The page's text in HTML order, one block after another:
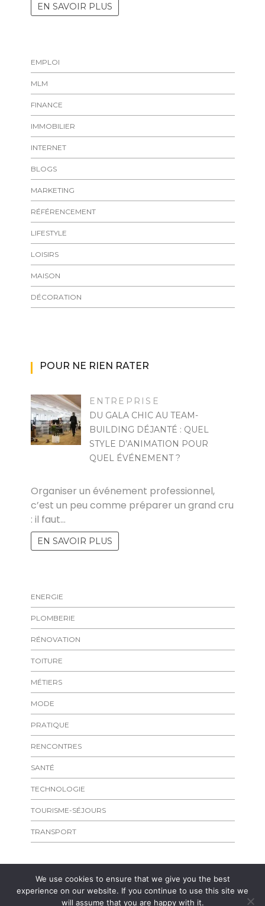
EN SAVOIR PLUS
EMPLOI
MLM
FINANCE
IMMOBILIER
INTERNET
BLOGS
MARKETING
RÉFÉRENCEMENT
LIFESTYLE
LOISIRS
MAISON
DÉCORATION
POUR NE RIEN RATER
ENTREPRISE
DU GALA CHIC AU TEAM-
BUILDING DÉJANTÉ : QUEL
STYLE D’ANIMATION POUR
QUEL ÉVÉNEMENT ?
Organiser un événement professionnel,
c’est un peu comme préparer un grand cru
: il faut…
EN SAVOIR PLUS
ENERGIE
PLOMBERIE
RÉNOVATION
TOITURE
MÉTIERS
MODE
PRATIQUE
RENCONTRES
SANTÉ
TECHNOLOGIE
TOURISME-SÉJOURS
TRANSPORT
We use cookies to ensure that we give you the best
experience on our website. If you continue to use this site we
will assume that you are happy with it.